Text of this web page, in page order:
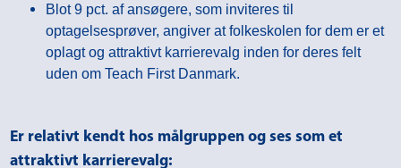
Blot 9 pct. af ansøgere, som inviteres til
optagelsesprøver, angiver at folkeskolen for dem er et
oplagt og attraktivt karrierevalg inden for deres felt
uden om Teach First Danmark.
Er relativt kendt hos målgruppen og ses som et
attraktivt karrierevalg: